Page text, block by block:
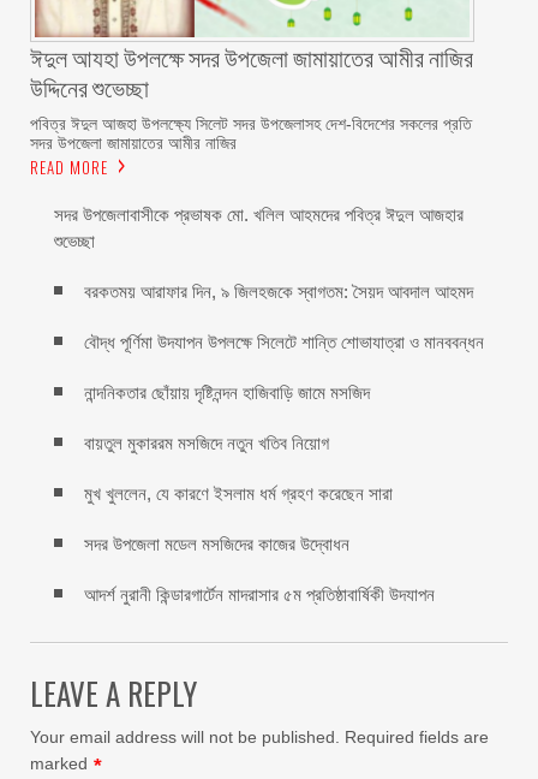
ঈদুল আযহা উপলক্ষে সদর উপজেলা জামায়াতের আমীর নাজির
উদ্দিনের শুভেচ্ছা
পবিত্র ঈদুল আজহা উপলক্ষ্যে সিলেট সদর উপজেলাসহ দেশ-বিদেশের সকলের প্রতি
সদর উপজেলা জামায়াতের আমীর নাজির
READ MORE
সদর উপজেলাবাসীকে প্রভাষক মো. খলিল আহমদের পবিত্র ঈদুল আজহার
শুভেচ্ছা
বরকতময় আরাফার দিন, ৯ জিলহজকে স্বাগতম: সৈয়দ আবদাল আহমদ
বৌদ্ধ পূর্ণিমা উদযাপন উপলক্ষে সিলেটে শান্তি শোভাযাত্রা ও মানববন্ধন
নান্দনিকতার ছোঁয়ায় দৃষ্টিনন্দন হাজিবাড়ি জামে মসজিদ
বায়তুল মুকাররম মসজিদে নতুন খতিব নিয়োগ
মুখ খুললেন, যে কারণে ইসলাম ধর্ম গ্রহণ করেছেন সারা
সদর উপজেলা মডেল মসজিদের কাজের উদ্বোধন
আদর্শ নুরানী কিন্ডারগার্টেন মাদরাসার ৫ম প্রতিষ্ঠাবার্ষিকী উদযাপন
LEAVE A REPLY
Your email address will not be published.
Required fields are
marked *